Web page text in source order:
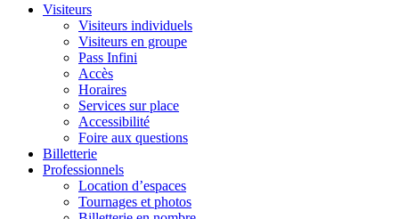
Visiteurs
Visiteurs individuels
Visiteurs en groupe
Pass Infini
Accès
Horaires
Services sur place
Accessibilité
Foire aux questions
Billetterie
Professionnels
Location d’espaces
Tournages et photos